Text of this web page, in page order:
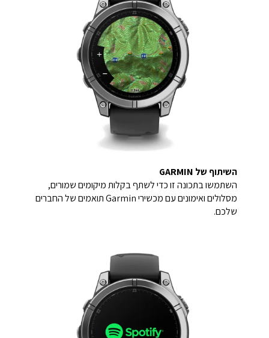
השיתוף של GARMIN
השתמשו בתכונה זו כדי לשתף בקלות מיקומים שמורים,
מסלולים ואימונים עם מכשירי Garmin תואמים של החברים
שלכם.